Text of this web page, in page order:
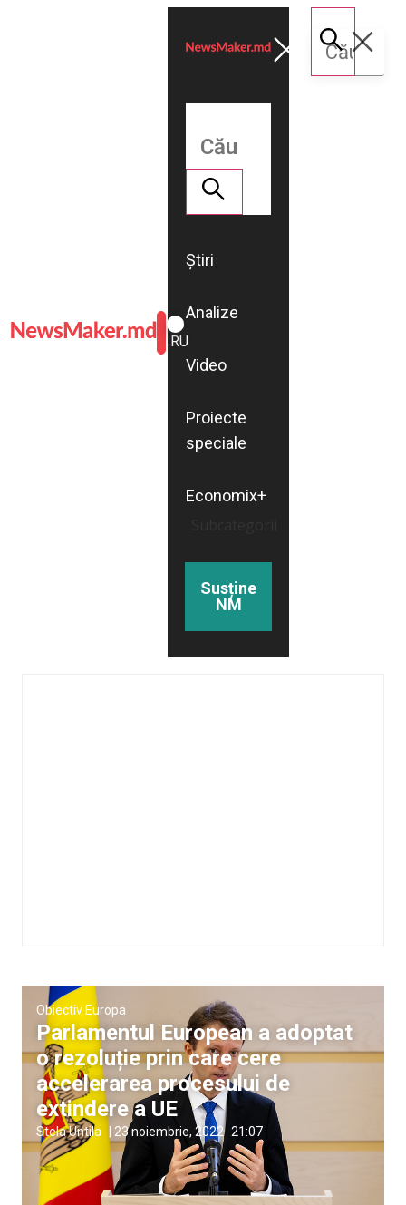
ROMÂNĂ
RU
Știri
Analize
Video
Proiecte
speciale
Economix+
Susține
NM
Obiectiv Europa
Parlamentul European a adoptat
o rezoluție prin care cere
accelerarea procesului de
extindere a UE
Stela Untila | 23 noiembrie, 2022 21:07